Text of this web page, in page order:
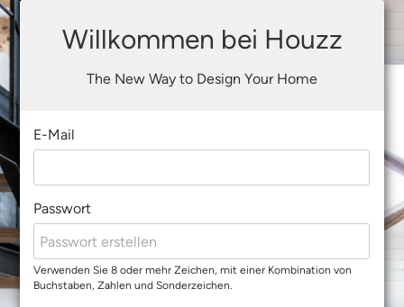
Willkommen bei Houzz
The New Way to Design Your Home
E-Mail
Passwort
Verwenden Sie 8 oder mehr Zeichen, mit einer Kombination von
Buchstaben, Zahlen und Sonderzeichen.